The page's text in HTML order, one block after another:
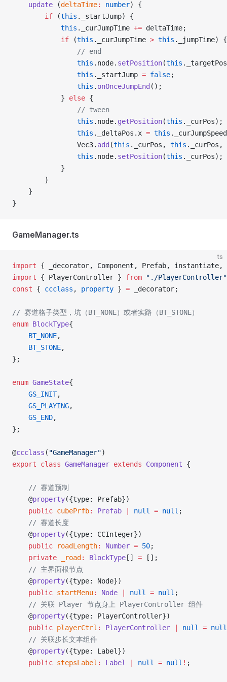
    update
(deltaTime: number) {
        if
(this ._startJump) {
            this
._curJumpTime += deltaTime;
            if
(this ._curJumpTime > this ._jumpTime) {
                // end
                this
.node. setPosition(this
                this
._startJump = false;
                this
. onOnceJumpEnd ();
            }
else {
                // tween
                this
.node. getPosition(this ._curPos);
                this
._deltaPos.x = this
                Vec3.
add (this ._curPos, this ._curPos,
                this
.node. setPosition(this ._curPos);
            }
        }
    }
}
GameManager.ts
ts
import { _decorator, Component, Prefab,
import { PlayerController } from "./PlayerController"
const { ccclass , property } = _decorator;
// 赛道格子类型，坑（BT_NONE）或者实路（BT_STONE）
enum BlockType{
    BT_NONE
,
    BT_STONE
,
};
enum GameState{
    GS_INIT
,
    GS_PLAYING
,
    GS_END
,
};
@ccclass ( "GameManager")
export class GameManager extends Component {
    // 赛道预制
    @
property({type: Prefab})
    public
cubePrfb: Prefab null = null ;
    // 赛道长度
    @
property({type: CCInteger})
    public
roadLength: Number = 50;
    private
_road : BlockType [] = [];
    // 主界面根节点
    @
property({type: Node})
    public
startMenu: Node null = null ;
    // 关联 Player 节点身上 PlayerController 组件
    @
property({type: PlayerController})
    public
playerCtrl : PlayerController null = null
    // 关联步长文本组件
    @
property({type: Label})
    public
stepsLabel : Label null = null ! ;